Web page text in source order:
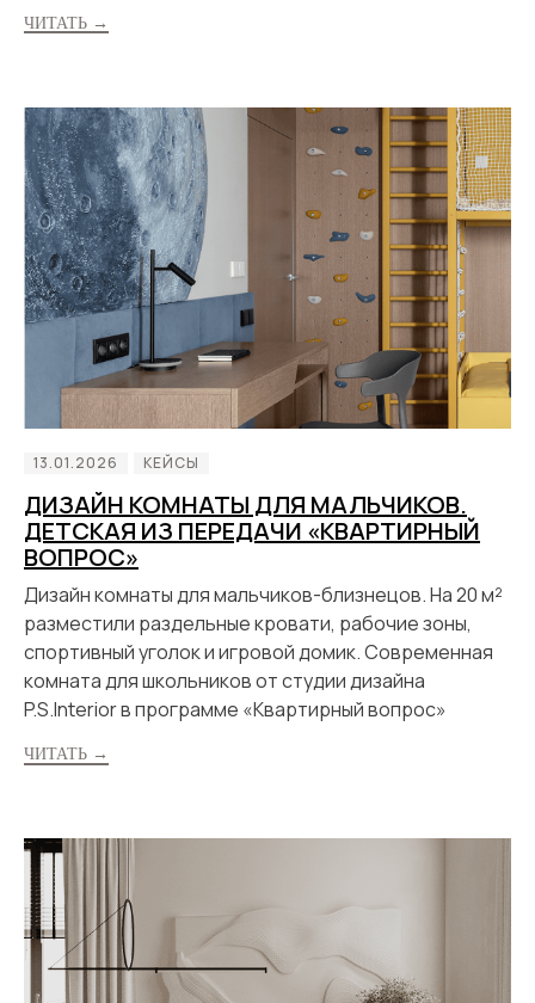
ЧИТАТЬ →
13.01.2026 КЕЙСЫ
ДИЗАЙН КОМНАТЫ ДЛЯ МАЛЬЧИКОВ.
ДЕТСКАЯ ИЗ ПЕРЕДАЧИ «КВАРТИРНЫЙ
ВОПРОС»
Дизайн комнаты для мальчиков-близнецов. На 20 м²
разместили раздельные кровати, рабочие зоны,
спортивный уголок и игровой домик. Современная
комната для школьников от студии дизайна
P.S.Interior в программе «Квартирный вопрос»
ЧИТАТЬ →